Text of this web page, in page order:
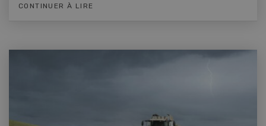
CONTINUER À LIRE